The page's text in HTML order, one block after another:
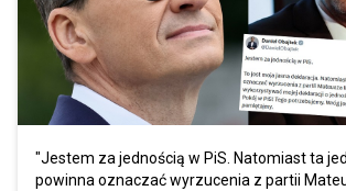
"Jestem za jednością w PiS. Natomiast ta
powinna oznaczać wyrzucenia z partii